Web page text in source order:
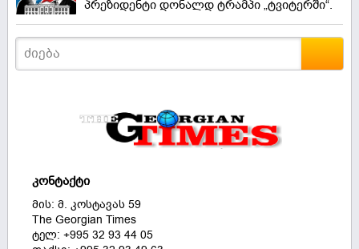
პრეზიდენტი დონალდ ტრამპი „ტვიტერში“.
კონტაქტი
მის: მ. კოსტავას 59
The Georgian Times
ტელ: +995 32 93 44 05